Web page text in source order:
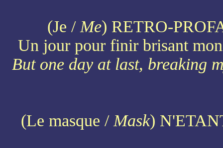
(Je / Me) RETRO-
Un jour pour finir brisant
But one day at last, breaking
(Le masque / Mask)